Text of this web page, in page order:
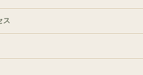
ス